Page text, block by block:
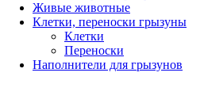
Живые животные
Клетки, переноски грызуны
Клетки
Переноски
Наполнители для грызунов